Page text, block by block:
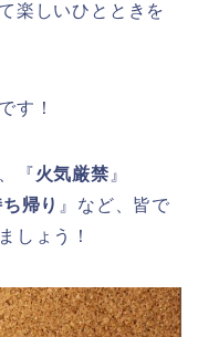
楽しいひとときを
す！
『火気厳禁 』
帰り 』など、皆で
しょう！